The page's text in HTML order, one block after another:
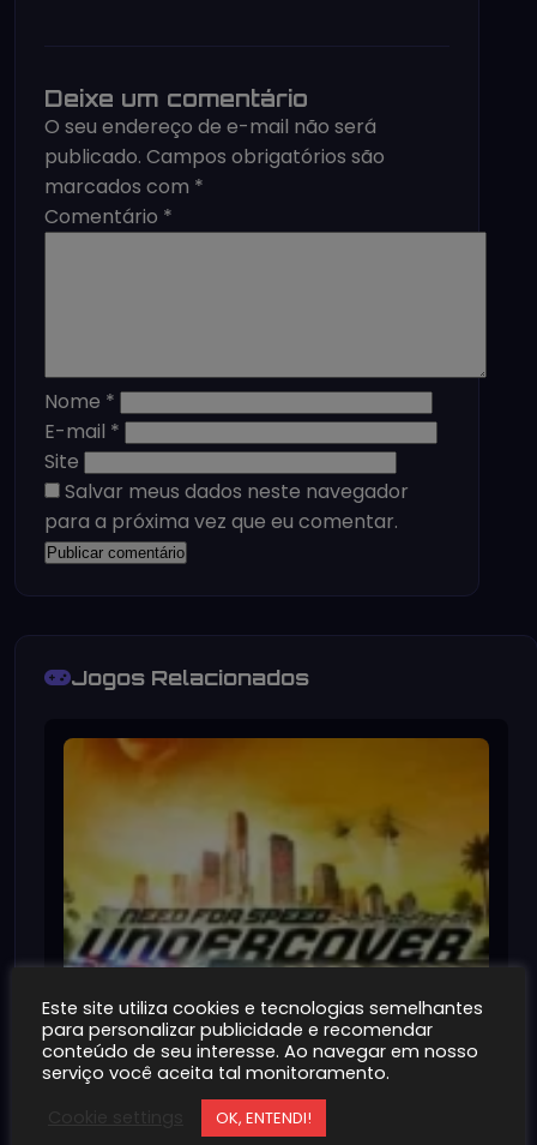
Deixe um comentário
O seu endereço de e-mail não será
publicado. Campos obrigatórios são
marcados com *
Comentário *
Nome *
E-mail *
Site
Salvar meus dados neste navegador
para a próxima vez que eu comentar.
Jogos Relacionados
Este site utiliza cookies e tecnologias semelhantes
para personalizar publicidade e recomendar
conteúdo de seu interesse. Ao navegar em nosso
serviço você aceita tal monitoramento.
OK, ENTENDI!